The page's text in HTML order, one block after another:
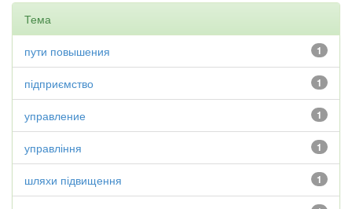
Тема
1
пути повышения
1
підприємство
1
управление
1
управління
1
шляхи підвищення